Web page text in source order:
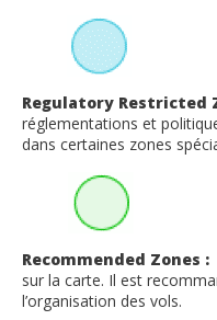
Regulatory Restricted
réglementations et
dans certaines zones
Recommended Zones :
sur la carte. Il est
l’organisation des vols.